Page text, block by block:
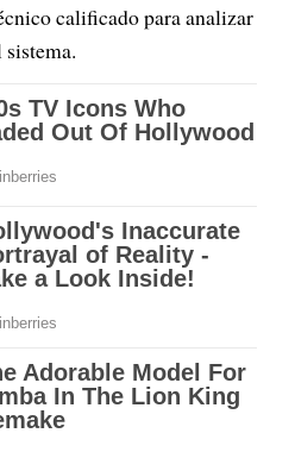
calificado para analizar